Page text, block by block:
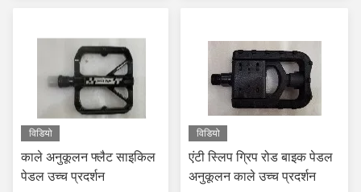
विडियो
काले अनुकूलन फ्लैट साइकिल
पेडल उच्च प्रदर्शन
विडियो
एंटी स्लिप ग्रिप रोड बाइक पेडल
अनुकूलन काले उच्च प्रदर्शन